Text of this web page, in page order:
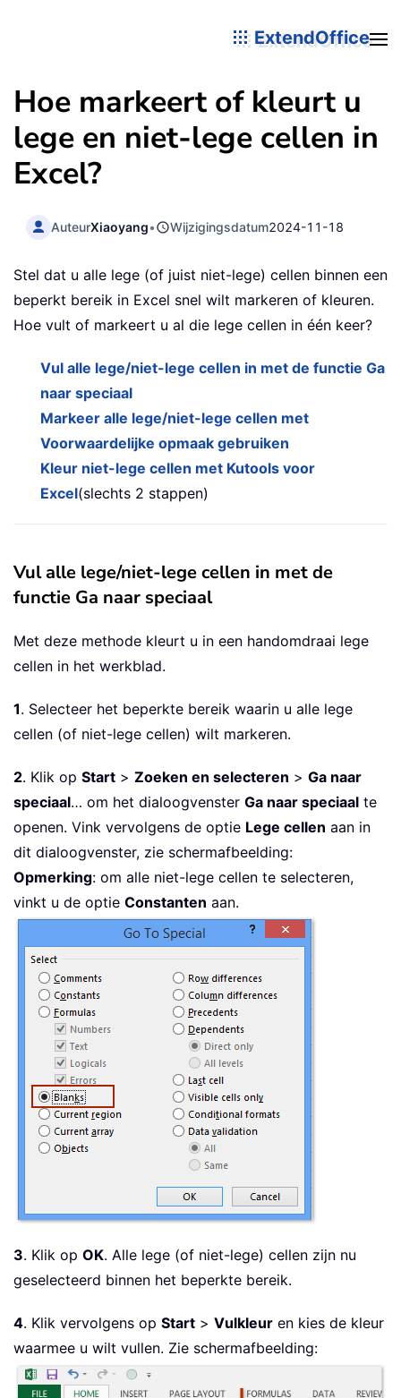
ExtendOffice
Hoe markeert of kleurt u
lege en niet-lege cellen in
Excel?
AuteurXiaoyang• Wijzigingsdatum2024-11-18
Stel dat u alle lege (of juist niet-lege) cellen binnen een
beperkt bereik in Excel snel wilt markeren of kleuren.
Hoe vult of markeert u al die lege cellen in één keer?
Vul alle lege/niet-lege cellen in met de functie Ga
naar speciaal
Markeer alle lege/niet-lege cellen met
Voorwaardelijke opmaak gebruiken
Kleur niet-lege cellen met Kutools voor
Excel(slechts 2 stappen)
Vul alle lege/niet-lege cellen in met de
functie Ga naar speciaal
Met deze methode kleurt u in een handomdraai lege
cellen in het werkblad.
1. Selecteer het beperkte bereik waarin u alle lege
cellen (of niet-lege cellen) wilt markeren.
2. Klik op Start > Zoeken en selecteren > Ga naar
speciaal… om het dialoogvenster Ga naar speciaal te
openen. Vink vervolgens de optie Lege cellen aan in
dit dialoogvenster, zie schermafbeelding:
Opmerking: om alle niet-lege cellen te selecteren,
vinkt u de optie Constanten aan.
3. Klik op OK. Alle lege (of niet-lege) cellen zijn nu
geselecteerd binnen het beperkte bereik.
4. Klik vervolgens op Start > Vulkleur en kies de kleur
waarmee u wilt vullen. Zie schermafbeelding: